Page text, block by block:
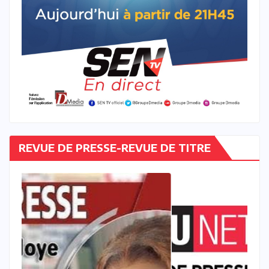
REVUE DE PRESSE-REVUE DE TITRE